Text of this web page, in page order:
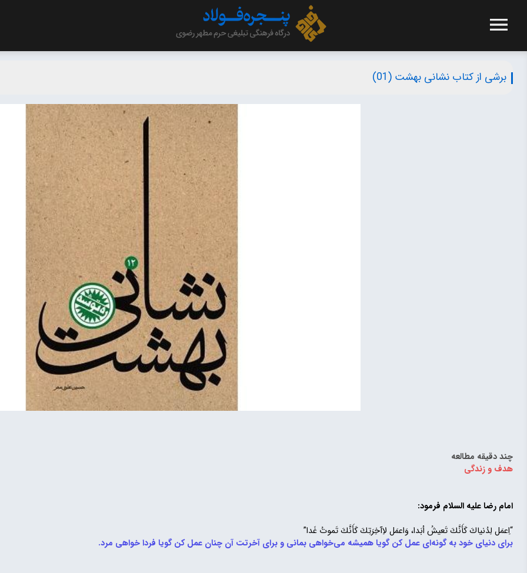
برشی از کتاب نشانی بهشت (01)
چند دقیقه مطالعه
هدف و زندگی
امام‌ رضا علیه السلام فرمود:
“اِعمَل لِدُنياكَ كَأَنَّكَ تَعيشُ أبَدا، وَاعمَل لاِآخِرَتِكَ كَأَنَّكَ تَموتُ غَدا”
برای دنیای خود به گونه‌ای عمل کن گویا همیشه می‌خواهی بمانی و برای آخرتت آن چنان عمل کن گویا فردا خواهی مرد.